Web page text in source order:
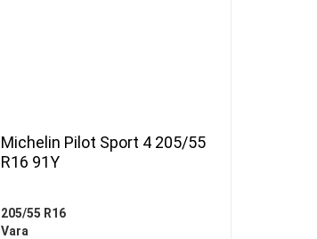
Michelin Pilot Sport 4 205/55
R16 91Y
205/55 R16
Vara